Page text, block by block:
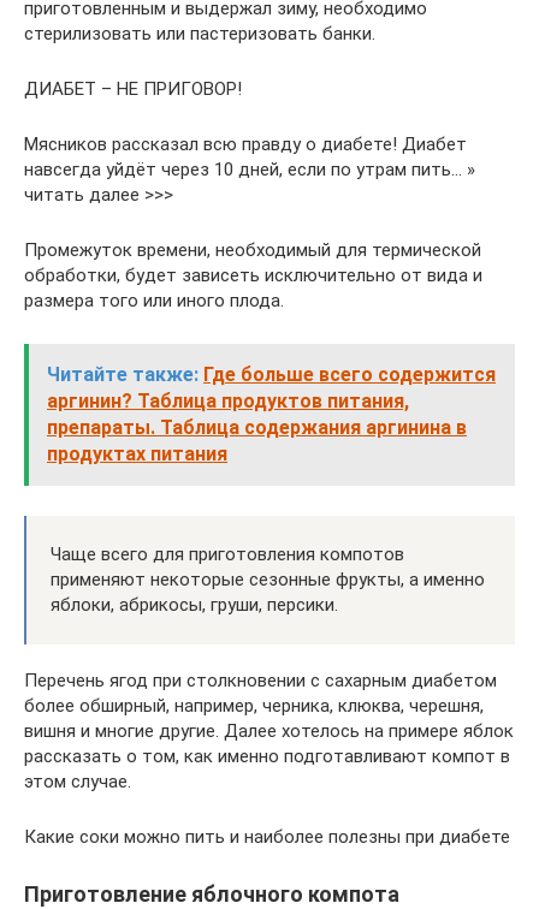
приготовленным и выдержал зиму, необходимо
стерилизовать или пастеризовать банки.
ДИАБЕТ – НЕ ПРИГОВОР!
Мясников рассказал всю правду о диабете! Диабет
навсегда уйдёт через 10 дней, если по утрам пить… »
читать далее >>>
Промежуток времени, необходимый для термической
обработки, будет зависеть исключительно от вида и
размера того или иного плода.
Читайте также: Где больше всего содержится
аргинин? Таблица продуктов питания,
препараты. Таблица содержания аргинина в
продуктах питания
Чаще всего для приготовления компотов
применяют некоторые сезонные фрукты, а именно
яблоки, абрикосы, груши, персики.
Перечень ягод при столкновении с сахарным диабетом
более обширный, например, черника, клюква, черешня,
вишня и многие другие. Далее хотелось на примере яблок
рассказать о том, как именно подготавливают компот в
этом случае.
Какие соки можно пить и наиболее полезны при диабете
Приготовление яблочного компота